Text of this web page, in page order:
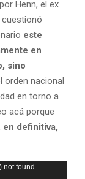
Henn, el ex
cuestionó
este
en
sino
orden nacional
en torno a
acá porque
definitiva,
not found